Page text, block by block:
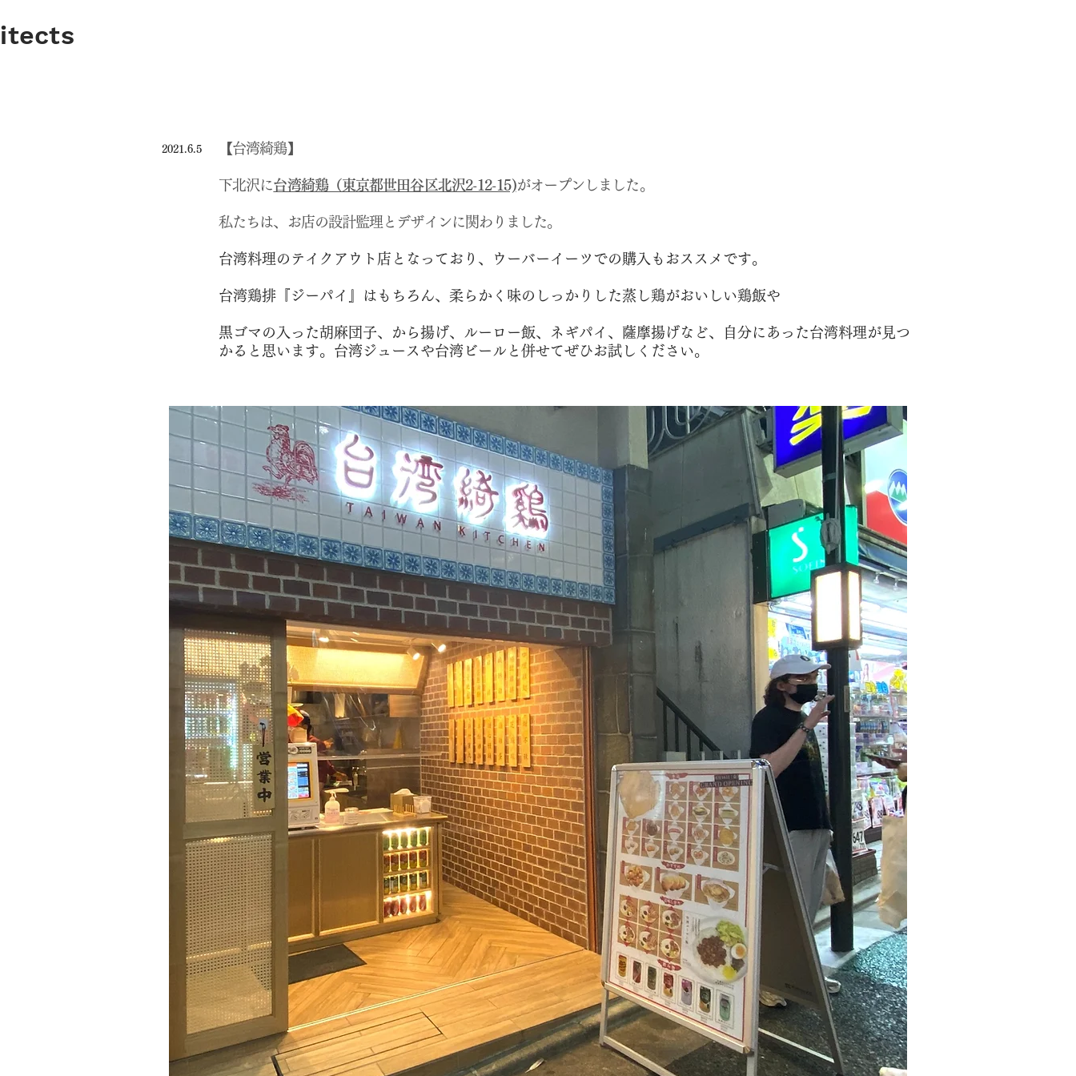
2021.6.5 【台湾綺鶏】
下北沢に台湾綺鶏（東京都世田谷区北沢2-12-15)がオープンしました。
私たちは、お店の設計監理とデザインに関わりました。
台湾料理のテイクアウト店となっており、ウーバーイーツでの購入もおススメです。
台湾鶏排『ジーパイ』はもちろん、柔らかく味のしっかりした蒸し鶏がおいしい鶏飯や
黒ゴマの入った胡麻団子、から揚げ、ルーロー飯、ネギパイ、薩摩揚げなど、自分にあった台湾料理が見つ
かると思います。台湾ジュースや台湾ビールと併せてぜひお試しください。